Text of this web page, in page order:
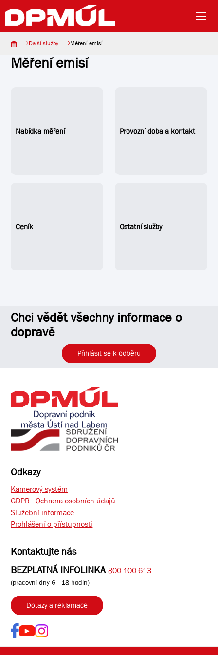
Další služby Měření emisí
Měření emisí
Nabídka měření Provozní doba a kontakt
Ceník Ostatní služby
Chci vědět všechny informace o
dopravě
Přihlásit se k odběru
Odkazy
Kamerový systém
GDPR - Ochrana osobních údajů
Služební informace
Prohlášení o přístupnosti
Kontaktujte nás
BEZPLATNÁ INFOLINKA 800 100 613
(pracovní dny 6 - 18 hodin)
Dotazy a reklamace